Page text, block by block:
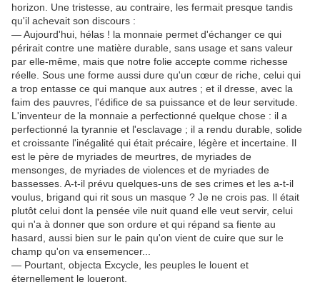
horizon. Une tristesse, au contraire, les fermait presque tandis
qu'il achevait son discours :
— Aujourd'hui, hélas ! la monnaie permet d'échanger ce qui
périrait contre une matière durable, sans usage et sans valeur
par elle-même, mais que notre folie accepte comme richesse
réelle. Sous une forme aussi dure qu'un cœur de riche, celui qui
a trop entasse ce qui manque aux autres ; et il dresse, avec la
faim des pauvres, l'édifice de sa puissance et de leur servitude.
L'inventeur de la monnaie a perfectionné quelque chose : il a
perfectionné la tyrannie et l'esclavage ; il a rendu durable, solide
et croissante l'inégalité qui était précaire, légère et incertaine. Il
est le père de myriades de meurtres, de myriades de
mensonges, de myriades de violences et de myriades de
bassesses. A-t-il prévu quelques-uns de ses crimes et les a-t-il
voulus, brigand qui rit sous un masque ? Je ne crois pas. Il était
plutôt celui dont la pensée vile nuit quand elle veut servir, celui
qui n'a à donner que son ordure et qui répand sa fiente au
hasard, aussi bien sur le pain qu'on vient de cuire que sur le
champ qu'on va ensemencer...
— Pourtant, objecta Excycle, les peuples le louent et
éternellement le loueront.